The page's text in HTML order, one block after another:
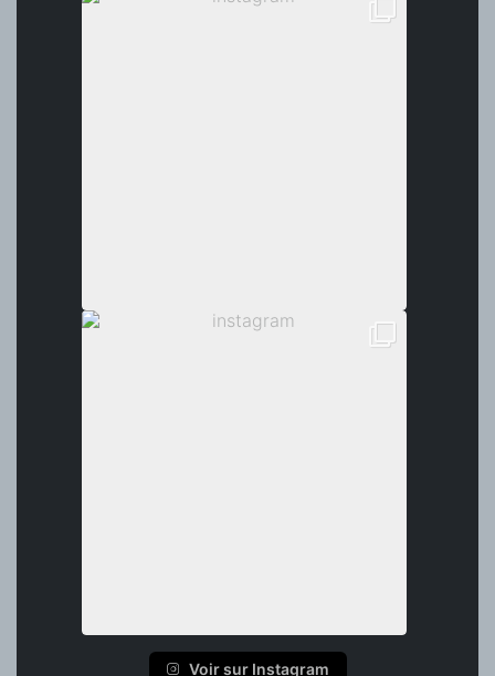
Voir sur Instagram